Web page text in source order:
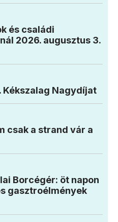
és családi
2026. augusztus 3.
Kékszalag Nagydíjat
csak a strand vár a
Borcégér: öt napon
gasztroélmények